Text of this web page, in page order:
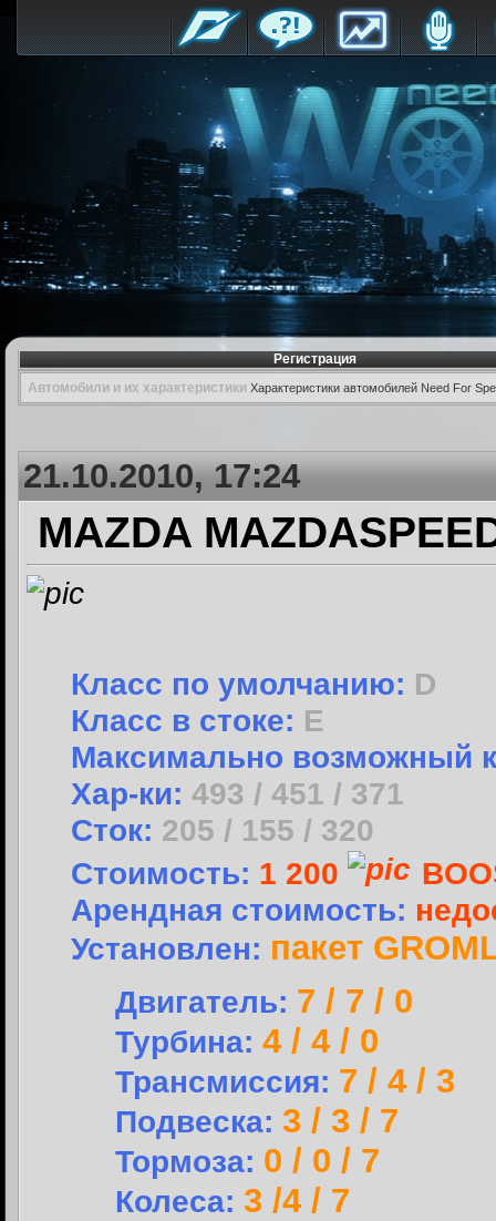
Регистрация
Автомобили и их характеристики Характеристики автомобилей Need For
21.10.2010, 17:24
MAZDA
Класс по умолчанию: D
Класс в стоке: E
Максимально возможный
Хар-ки: 493 / 451 / 371
Сток: 205 / 155 / 320
Стоимость: 1 200
Арендная стоимость:
Установлен: пакет
Двигатель: 7 / 7 / 0
Турбина: 4 / 4 / 0
Трансмиссия: 7 / 4 / 3
Подвеска: 3 / 3 / 7
Тормоза: 0 / 0 / 7
Колеса: 3 /4 / 7